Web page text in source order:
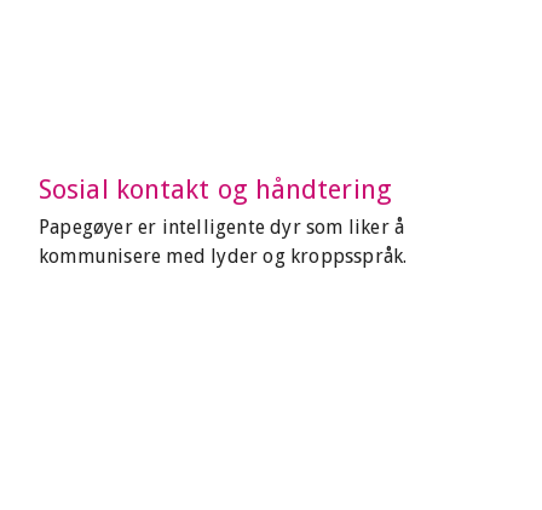
Sosial kontakt og håndtering
Papegøyer er intelligente dyr som liker å
kommunisere med lyder og kroppsspråk.